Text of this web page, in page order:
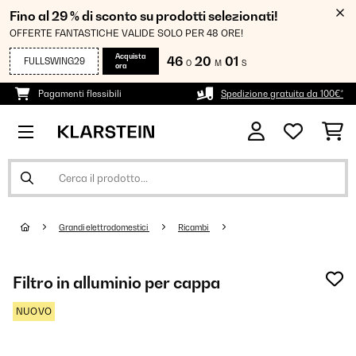
Fino al 29 % di sconto su prodotti selezionati!
OFFERTE FANTASTICHE VALIDE SOLO PER 48 ORE!
FULLSWING29
Acquista
ora
46 O 20 M 00 S
Pagamenti flessibili Spedizione gratuita da 100€*
Grandi elettrodomestici Ricambi
Filtro in alluminio per cappa
NUOVO